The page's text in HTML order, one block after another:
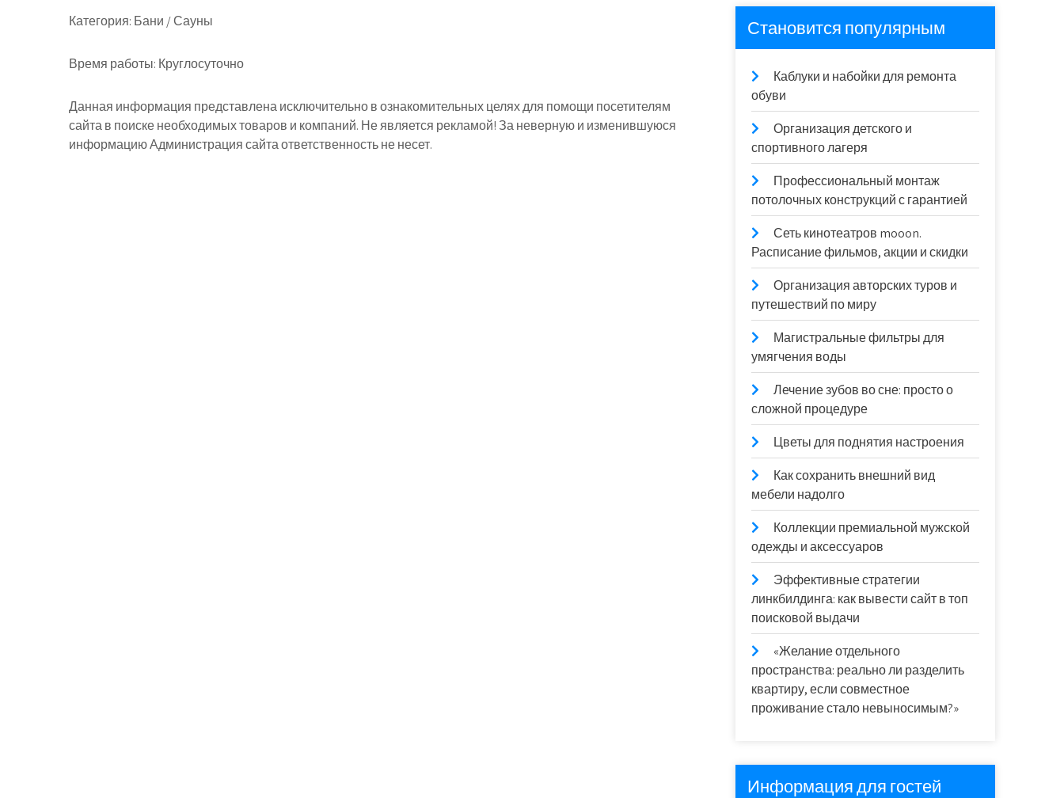
Категория: Бани / Сауны
Время работы: Круглосуточно
Данная информация представлена исключительно в ознакомительных целях для помощи посетителям
сайта в поиске необходимых товаров и компаний. Не является рекламой! За неверную и изменившуюся
информацию Администрация сайта ответственность не несет.
Становится популярным
Каблуки и набойки для ремонта
обуви
Организация детского и
спортивного лагеря
Профессиональный монтаж
потолочных конструкций с гарантией
Сеть кинотеатров mooon.
Расписание фильмов, акции и скидки
Организация авторских туров и
путешествий по миру
Магистральные фильтры для
умягчения воды
Лечение зубов во сне: просто о
сложной процедуре
Цветы для поднятия настроения
Как сохранить внешний вид
мебели надолго
Коллекции премиальной мужской
одежды и аксессуаров
Эффективные стратегии
линкбилдинга: как вывести сайт в топ
поисковой выдачи
«Желание отдельного
пространства: реально ли разделить
квартиру, если совместное
проживание стало невыносимым?»
Информация для гостей